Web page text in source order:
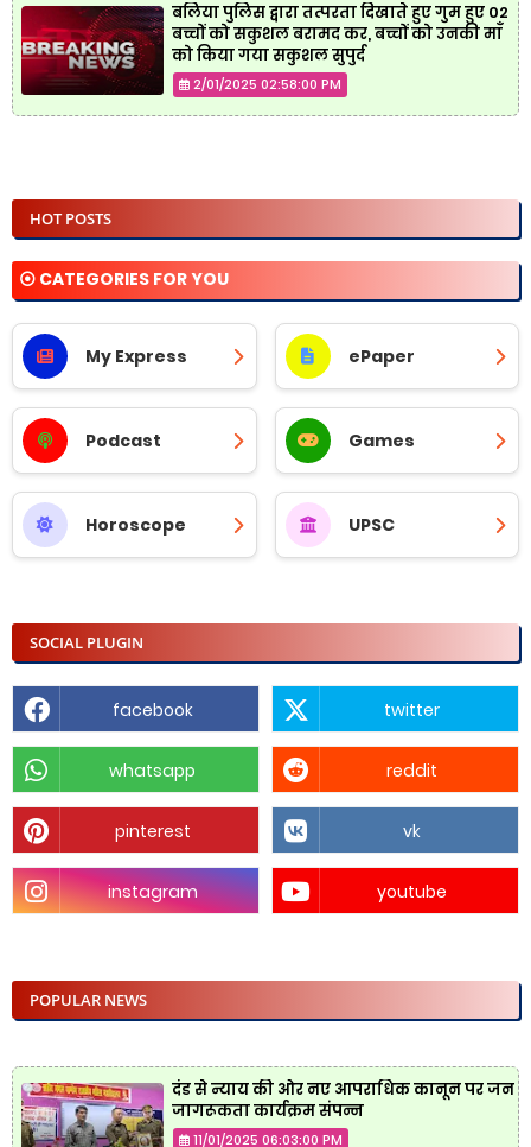
बलिया पुलिस द्वारा तत्परता दिखाते हुए गुम हुए 02
बच्चों को सकुशल बरामद कर, बच्चों को उनकी माँ
को किया गया सकुशल सुपुर्द
2/01/2025 02:58:00 PM
HOT POSTS
⦿ CATEGORIES FOR YOU
My Express ePaper
Podcast Games
Horoscope UPSC
SOCIAL PLUGIN
facebook twitter
whatsapp reddit
pinterest vk
instagram youtube
POPULAR NEWS
दंड से न्याय की ओर नए आपराधिक कानून पर जन
जागरूकता कार्यक्रम संपन्न
11/01/2025 06:03:00 PM